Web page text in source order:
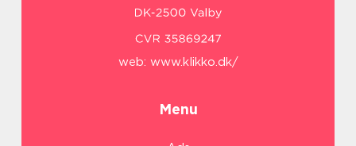
web: www.klikko.dk/
Menu